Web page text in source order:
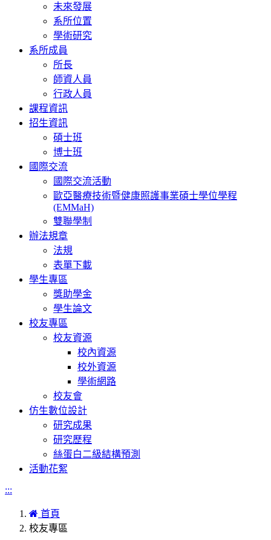
未來發展
系所位置
學術研究
系所成員
所長
師資人員
行政人員
課程資訊
招生資訊
碩士班
博士班
國際交流
國際交流活動
歐亞醫療技術暨健康照護事業碩士學位學程
(EMMaH)
雙聯學制
辦法規章
法規
表單下載
學生專區
獎助學金
學生論文
校友專區
校友資源
校內資源
校外資源
學術網路
校友會
仿生數位設計
研究成果
研究歷程
絲蛋白二級結構預測
活動花絮
:::
首頁
校友專區